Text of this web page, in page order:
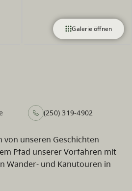
Galerie öffnen
(250) 319-4902
von unseren Geschichten
Pfad unserer Vorfahren mit
Wander- und Kanutouren in